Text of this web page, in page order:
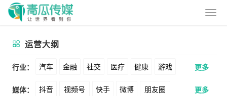
运营大纲
行业： 汽车 金融 社交 医疗 健康 游戏
动漫 美妆 美食 家装 教育 婚纱
更多
媒体： 抖音 视频号 快手 微博 朋友圈 更多